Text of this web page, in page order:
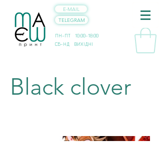
E-MAIL
TELEGRAM
ПН-ПТ 10:00-18:00
СБ-НД ВИХІДНІ
Black clover